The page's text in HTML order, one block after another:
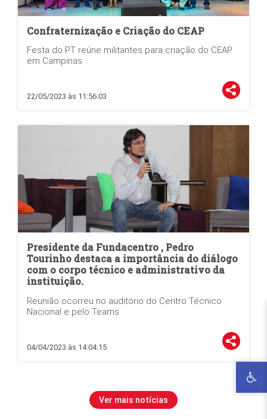
Confraternização e Criação do CEAP
Festa do PT reúne militantes para criação do CEAP
em Campinas
22/05/2023 às 11:56:03
Presidente da Fundacentro , Pedro
Tourinho destaca a importância do diálogo
com o corpo técnico e administrativo da
instituição.
Reunião ocorreu no auditório do Centro Técnico
Nacional e pelo Teams
04/04/2023 às 14:04:15
Ver mais notícias